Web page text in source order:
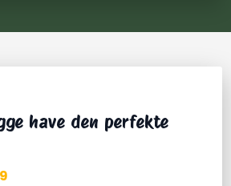
have den perfekte